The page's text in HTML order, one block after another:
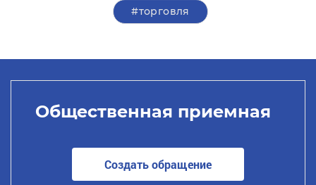
#торговля
Общественная приемная
Создать обращение